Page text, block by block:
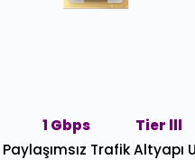
1 Gbps Tier lll
Paylaşımsız TrafikAltyapı